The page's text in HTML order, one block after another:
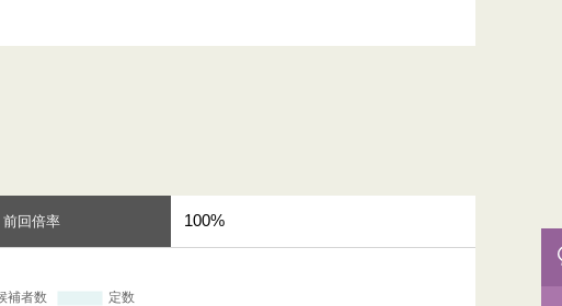
前回倍率 100%